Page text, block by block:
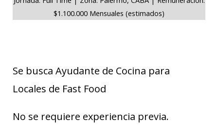
$1.100.000 Mensuales (estimados)
Se busca Ayudante de Cocina para
Locales de Fast Food
No se requiere experiencia previa.